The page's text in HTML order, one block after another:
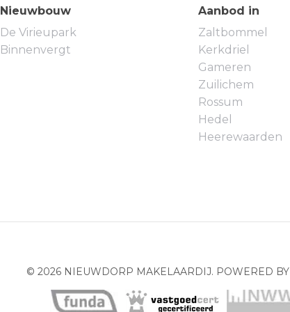
Nieuwbouw
De Virieupark
Binnenvergt
Aanbod in
Zaltbommel
Kerkdriel
Gameren
Zuilichem
Rossum
Hedel
Heerewaarden
© 2026 NIEUWDORP MAKELAARDIJ. POWERED BY